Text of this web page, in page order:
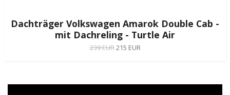
Dachträger Volkswagen Amarok Double Cab -
mit Dachreling - Turtle Air
239 EUR215 EUR